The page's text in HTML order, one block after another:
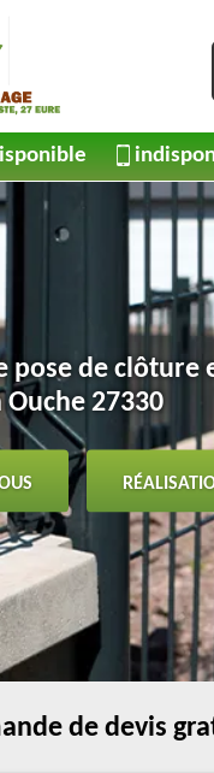
pose de clôture
Ouche 27330
de devis